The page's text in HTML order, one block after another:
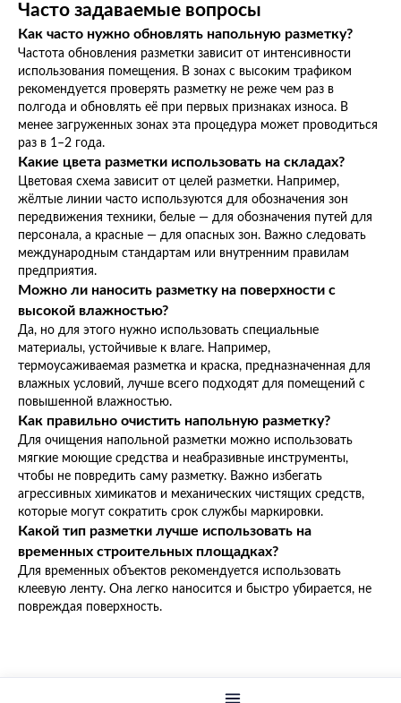
Часто задаваемые вопросы
Как часто нужно обновлять напольную разметку?
Частота обновления разметки зависит от интенсивности
использования помещения. В зонах с высоким трафиком
рекомендуется проверять разметку не реже чем раз в
полгода и обновлять её при первых признаках износа. В
менее загруженных зонах эта процедура может проводиться
раз в 1–2 года.
Какие цвета разметки использовать на складах?
Цветовая схема зависит от целей разметки. Например,
жёлтые линии часто используются для обозначения зон
передвижения техники, белые — для обозначения путей для
персонала, а красные — для опасных зон. Важно следовать
международным стандартам или внутренним правилам
предприятия.
Можно ли наносить разметку на поверхности с
высокой влажностью?
Да, но для этого нужно использовать специальные
материалы, устойчивые к влаге. Например,
термоусаживаемая разметка и краска, предназначенная для
влажных условий, лучше всего подходят для помещений с
повышенной влажностью.
Как правильно очистить напольную разметку?
Для очищения напольной разметки можно использовать
мягкие моющие средства и неабразивные инструменты,
чтобы не повредить саму разметку. Важно избегать
агрессивных химикатов и механических чистящих средств,
которые могут сократить срок службы маркировки.
Какой тип разметки лучше использовать на
временных строительных площадках?
Для временных объектов рекомендуется использовать
клеевую ленту. Она легко наносится и быстро убирается, не
повреждая поверхность.